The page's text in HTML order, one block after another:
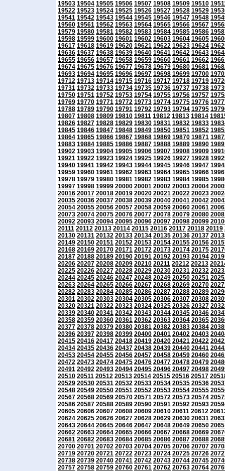
19503 19504 19505 19506 19507 19508 19509 19510
19522 19523 19524 19525 19526 19527 19528 19529
19541 19542 19543 19544 19545 19546 19547 19548
19560 19561 19562 19563 19564 19565 19566 19567
19579 19580 19581 19582 19583 19584 19585 19586
19598 19599 19600 19601 19602 19603 19604 19605
19617 19618 19619 19620 19621 19622 19623 19624
19636 19637 19638 19639 19640 19641 19642 19643
19655 19656 19657 19658 19659 19660 19661 19662
19674 19675 19676 19677 19678 19679 19680 19681
19693 19694 19695 19696 19697 19698 19699 19700
19712 19713 19714 19715 19716 19717 19718 19719
19731 19732 19733 19734 19735 19736 19737 19738
19750 19751 19752 19753 19754 19755 19756 19757
19769 19770 19771 19772 19773 19774 19775 19776
19788 19789 19790 19791 19792 19793 19794 19795
19807 19808 19809 19810 19811 19812 19813 19814
19826 19827 19828 19829 19830 19831 19832 19833
19845 19846 19847 19848 19849 19850 19851 19852
19864 19865 19866 19867 19868 19869 19870 19871
19883 19884 19885 19886 19887 19888 19889 19890
19902 19903 19904 19905 19906 19907 19908 19909
19921 19922 19923 19924 19925 19926 19927 19928
19940 19941 19942 19943 19944 19945 19946 19947
19959 19960 19961 19962 19963 19964 19965 19966
19978 19979 19980 19981 19982 19983 19984 19985
19997 19998 19999 20000 20001 20002 20003 20004
20016 20017 20018 20019 20020 20021 20022 20023
20035 20036 20037 20038 20039 20040 20041 20042
20054 20055 20056 20057 20058 20059 20060 20061
20073 20074 20075 20076 20077 20078 20079 20080
20092 20093 20094 20095 20096 20097 20098 20099
20111 20112 20113 20114 20115 20116 20117 20118 20119
20130 20131 20132 20133 20134 20135 20136 20137
20149 20150 20151 20152 20153 20154 20155 20156
20168 20169 20170 20171 20172 20173 20174 20175
20187 20188 20189 20190 20191 20192 20193 20194
20206 20207 20208 20209 20210 20211 20212 20213
20225 20226 20227 20228 20229 20230 20231 20232
20244 20245 20246 20247 20248 20249 20250 20251
20263 20264 20265 20266 20267 20268 20269 20270
20282 20283 20284 20285 20286 20287 20288 20289
20301 20302 20303 20304 20305 20306 20307 20308
20320 20321 20322 20323 20324 20325 20326 20327
20339 20340 20341 20342 20343 20344 20345 20346
20358 20359 20360 20361 20362 20363 20364 20365
20377 20378 20379 20380 20381 20382 20383 20384
20396 20397 20398 20399 20400 20401 20402 20403
20415 20416 20417 20418 20419 20420 20421 20422
20434 20435 20436 20437 20438 20439 20440 20441
20453 20454 20455 20456 20457 20458 20459 20460
20472 20473 20474 20475 20476 20477 20478 20479
20491 20492 20493 20494 20495 20496 20497 20498
20510 20511 20512 20513 20514 20515 20516 20517
20529 20530 20531 20532 20533 20534 20535 20536
20548 20549 20550 20551 20552 20553 20554 20555
20567 20568 20569 20570 20571 20572 20573 20574
20586 20587 20588 20589 20590 20591 20592 20593
20605 20606 20607 20608 20609 20610 20611 20612
20624 20625 20626 20627 20628 20629 20630 20631
20643 20644 20645 20646 20647 20648 20649 20650
20662 20663 20664 20665 20666 20667 20668 20669
20681 20682 20683 20684 20685 20686 20687 20688
20700 20701 20702 20703 20704 20705 20706 20707
20719 20720 20721 20722 20723 20724 20725 20726
20738 20739 20740 20741 20742 20743 20744 20745
20757 20758 20759 20760 20761 20762 20763 20764